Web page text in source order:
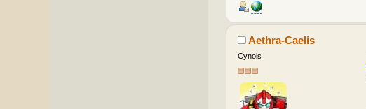
Aethra-Caelis
Cynois